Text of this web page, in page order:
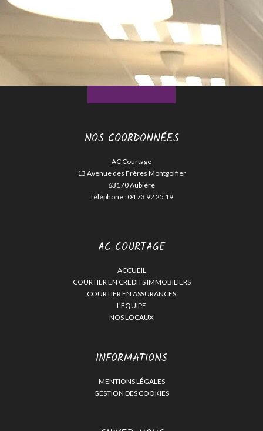
NOS COORDONNÉES
AC Courtage
13 Avenue des Frères Montgolfier
63170 Aubière
Téléphone :04 73 92 25 19
AC COURTAGE
ACCUEIL
COURTIER EN CRÉDITS IMMOBILIERS
COURTIER EN ASSURANCES
L'ÉQUIPE
NOS LOCAUX
INFORMATIONS
MENTIONS LÉGALES
GESTION DES COOKIES